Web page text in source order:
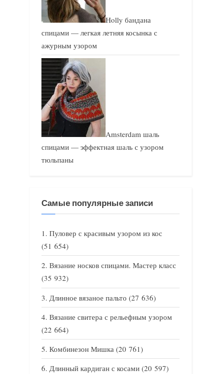
Holly бандана
спицами — легкая летняя косынка с
ажурным узором
Amsterdam шаль
спицами — эффектная шаль с узором
тюльпаны
Самые популярные записи
Пуловер с красивым узором из кос
(51 654)
Вязание носков спицами. Мастер класс
(35 932)
Длинное вязаное пальто (27 636)
Вязание свитера с рельефным узором
(22 664)
Комбинезон Мишка (20 761)
Длинный кардиган с косами (20 597)